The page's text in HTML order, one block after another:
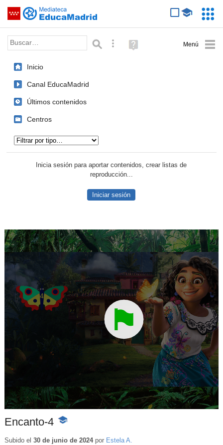
Saltar navegación
Palabra o frase: Búsqueda avanzada
Ayuda
(en
Inicio
Canal EducaMadrid
Últimos contenidos
Centros
Inicia sesión para aportar contenidos, crear listas de
reproducción...
Iniciar sesión
Encanto-4 -
educativo
Subido el 30 de junio de 2024por Estela A.